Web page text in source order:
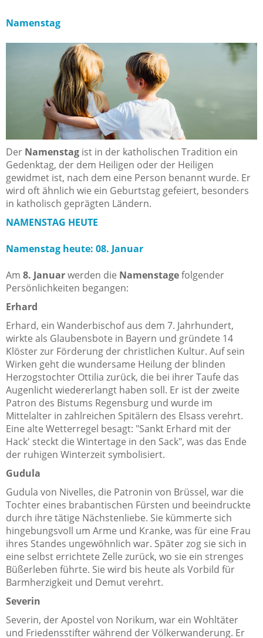
Namenstag
Der Namenstag ist in der katholischen Tradition ein
Gedenktag, der dem Heiligen oder der Heiligen
gewidmet ist, nach dem eine Person benannt wurde. Er
wird oft ähnlich wie ein Geburtstag gefeiert, besonders
in katholisch geprägten Ländern.
NAMENSTAG HEUTE
Namenstag heute: 08. Januar
Am 8. Januarwerden die Namenstagefolgender
Persönlichkeiten begangen:
Erhard
Erhard, ein Wanderbischof aus dem 7. Jahrhundert,
wirkte als Glaubensbote in Bayern und gründete 14
Klöster zur Förderung der christlichen Kultur. Auf sein
Wirken geht die wundersame Heilung der blinden
Herzogstochter Ottilia zurück, die bei ihrer Taufe das
Augenlicht wiedererlangt haben soll. Er ist der zweite
Patron des Bistums Regensburg und wurde im
Mittelalter in zahlreichen Spitälern des Elsass verehrt.
Eine alte Wetterregel besagt: "Sankt Erhard mit der
Hack' steckt die Wintertage in den Sack", was das Ende
der ruhigen Winterzeit symbolisiert.
Gudula
Gudula von Nivelles, die Patronin von Brüssel, war die
Tochter eines brabantischen Fürsten und beeindruckte
durch ihre tätige Nächstenliebe. Sie kümmerte sich
hingebungsvoll um Arme und Kranke, was für eine Frau
ihres Standes ungewöhnlich war. Später zog sie sich in
eine selbst errichtete Zelle zurück, wo sie ein strenges
Büßerleben führte. Sie wird bis heute als Vorbild für
Barmherzigkeit und Demut verehrt.
Severin
Severin, der Apostel von Norikum, war ein Wohltäter
und Friedensstifter während der Völkerwanderung. Er